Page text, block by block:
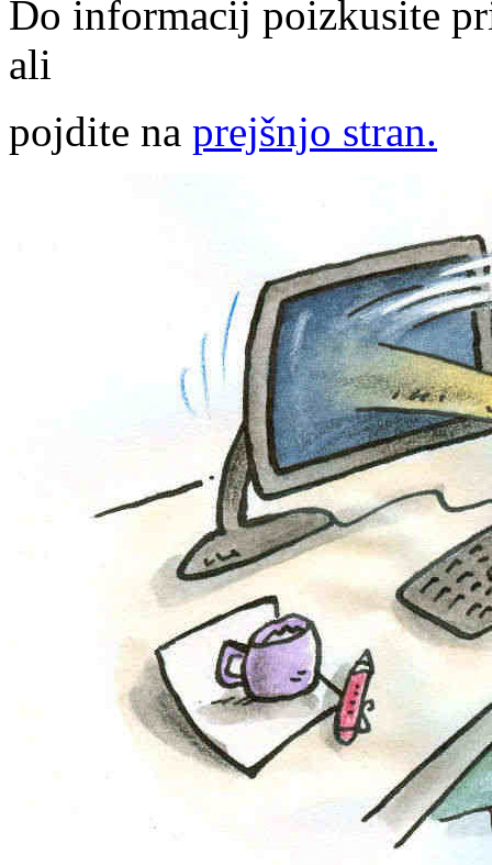
Do informacij poizkusite
ali
pojdite na prejšnjo stran.